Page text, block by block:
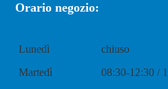
Orario negozio:
Lunedì
chiuso
Martedì
08:30-12:30 /